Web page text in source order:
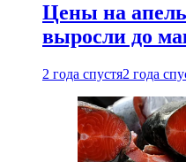
Цены на
выросли до
2 года спустя2 года